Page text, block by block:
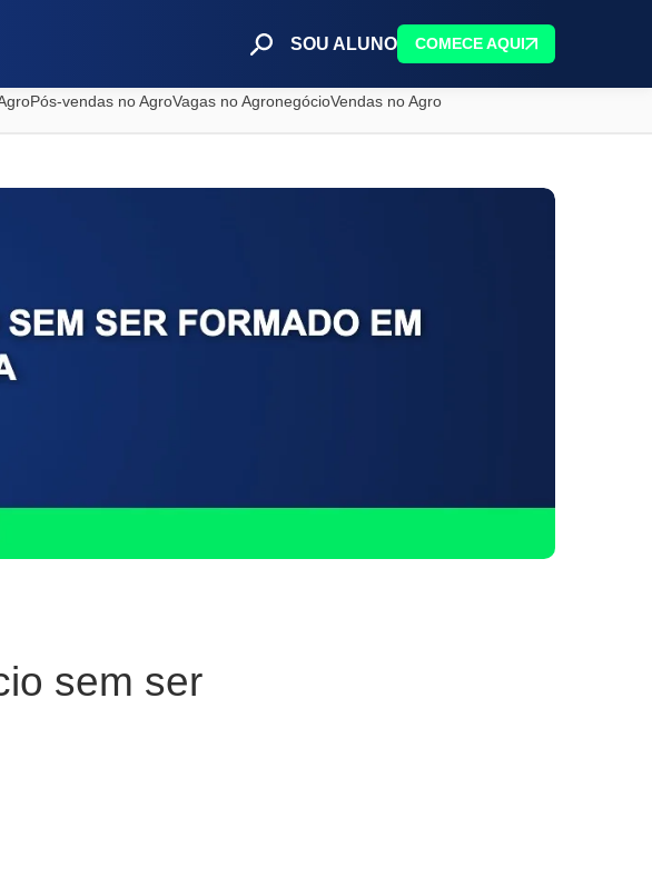
SOU ALUNO COMECE AQUI
Pós-vendas no AgroVagas no AgronegócioVendas no Agro
sem ser